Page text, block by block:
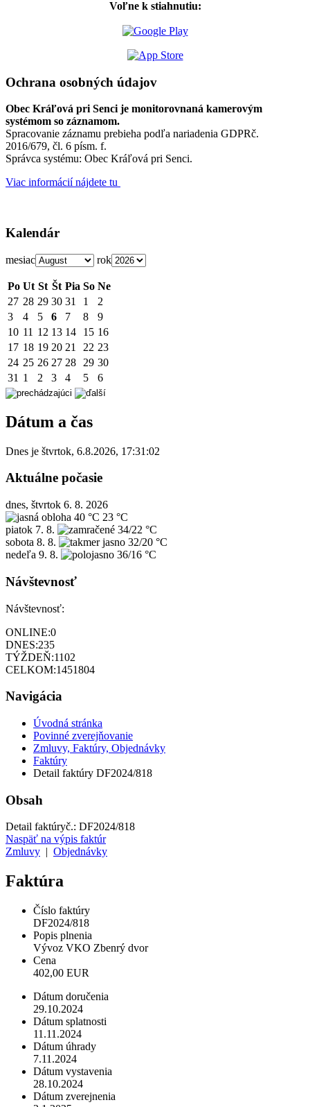
Voľne k stiahnutiu:
Ochrana osobných údajov
Obec Kráľová pri Senci je monitorovnaná kamerovým
systémom so záznamom.
Spracovanie záznamu prebieha podľa nariadenia GDPRč.
2016/679, čl. 6 písm. f.
Správca systému: Obec Kráľová pri Senci.
Viac informácií nájdete tu
Kalendár
mesiac rok
Po Ut St Št Pia So Ne
27 28 29 30 31 1
2
3
4 5 6 7 8
9
10 11 12 13 14 15 16
17 18 19 20 21 22 23
24 25 26 27 28 29 30
31 1 2 3 4 5 6
Dátum a čas
Dnes je štvrtok, 6.8.2026, 17:31:02
Aktuálne počasie
dnes, štvrtok 6. 8. 2026
40 °C 23 °C
piatok 7. 8.
34/22 °C
sobota 8. 8.
32/20 °C
nedeľa 9. 8. 36/16 °C
Návštevnosť
Návštevnosť:
ONLINE:0
DNES:235
TÝŽDEŇ:1102
CELKOM:1451804
Navigácia
Úvodná stránka
Povinné zverejňovanie
Zmluvy, Faktúry, Objednávky
Faktúry
Detail faktúry DF2024/818
Obsah
Detail faktúryč.: DF2024/818
Naspäť na výpis faktúr
Zmluvy
Objednávky
Faktúra
Číslo faktúry
DF2024/818
Popis plnenia
Vývoz VKO Zbenrý dvor
Cena
402,00 EUR
Dátum doručenia
29.10.2024
Dátum splatnosti
11.11.2024
Dátum úhrady
7.11.2024
Dátum vystavenia
28.10.2024
Dátum zverejnenia